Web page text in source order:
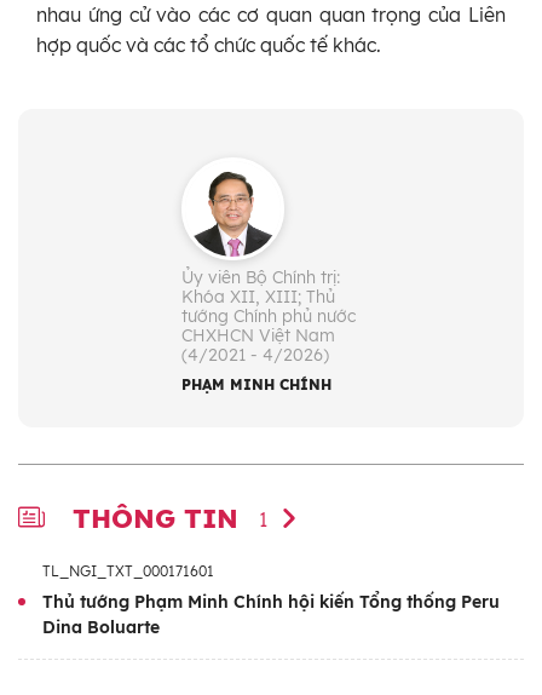
nhau ứng cử vào các cơ quan quan trọng của Liên
hợp quốc và các tổ chức quốc tế khác.
Ủy viên Bộ Chính trị:
Khóa XII, XIII; Thủ
tướng Chính phủ nước
CHXHCN Việt Nam
(4/2021 - 4/2026)
PHẠM MINH CHÍNH
THÔNG TIN 1
TL_NGI_TXT_000171601
Thủ tướng Phạm Minh Chính hội kiến Tổng thống Peru
Dina Boluarte